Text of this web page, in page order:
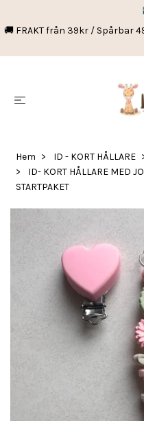
🚚 FRAKT från 39kr / Spårbar
Hem ID - KORT HÅLLARE
ID- KORT HÅLLARE MED
STARTPAKET